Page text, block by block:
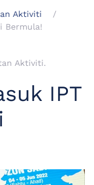
Aktiviti
Bermula!
Aktiviti.
IPT